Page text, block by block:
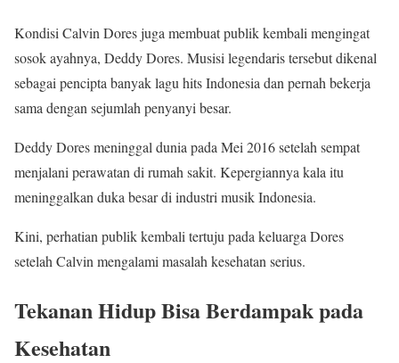
Kondisi Calvin Dores juga membuat publik kembali mengingat
sosok ayahnya, Deddy Dores. Musisi legendaris tersebut dikenal
sebagai pencipta banyak lagu hits Indonesia dan pernah bekerja
sama dengan sejumlah penyanyi besar.
Deddy Dores meninggal dunia pada Mei 2016 setelah sempat
menjalani perawatan di rumah sakit. Kepergiannya kala itu
meninggalkan duka besar di industri musik Indonesia.
Kini, perhatian publik kembali tertuju pada keluarga Dores
setelah Calvin mengalami masalah kesehatan serius.
Tekanan Hidup Bisa Berdampak pada
Kesehatan